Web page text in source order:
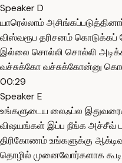
Speaker D
யாரெல்லாம்
விஸ்வரூப தரிசனம் கொடுக்கப்
இல்லை சொல்லி சொல்லி
வச்சுக்கோ வச்சுக்கோன்னு
00:29
Speaker E
உங்களுடைய லைஃப்ல
விஷயங்கள் இப்ப நீங்க
திரிகோணம் உங்களுக்கு
தொழில் முனைவோர்களாக